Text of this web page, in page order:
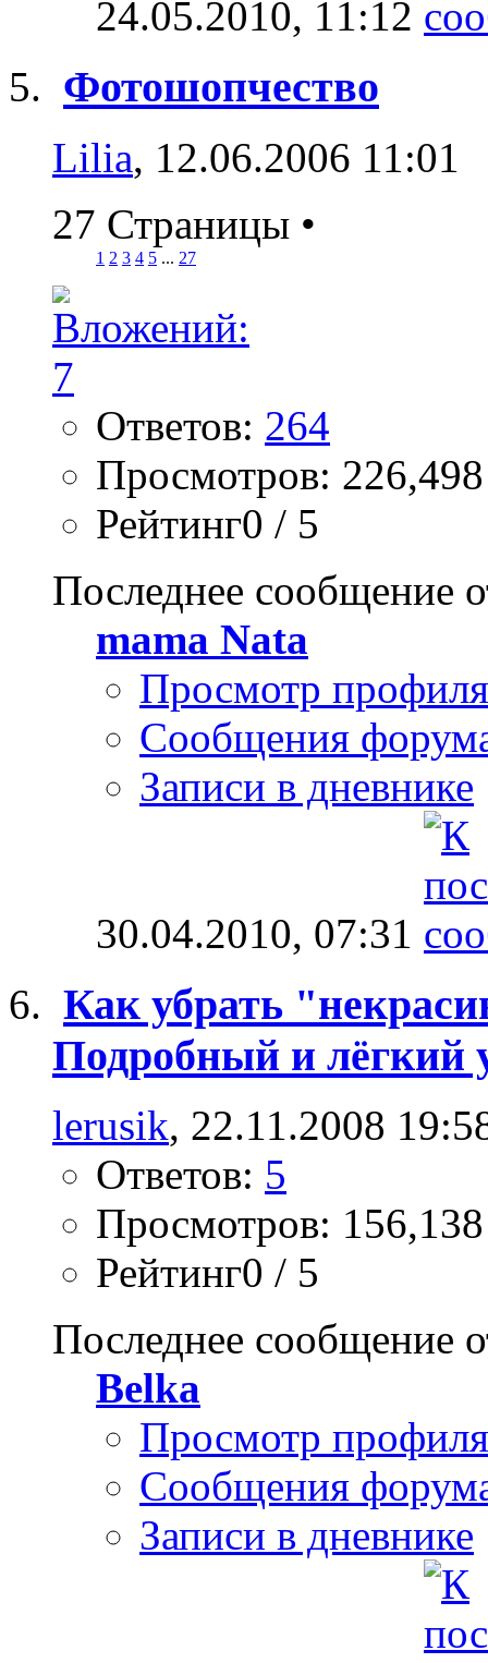
24.05.2010, 11:12
Фотошопчество
Lilia, 12.06.2006 11:01
27 Страницы •
1 2 3 4 5 ... 27
Ответов: 264
Просмотров: 226,498
Рейтинг0 / 5
Последнее сообщение
mama Nata
Просмотр профиля
Сообщения
Записи в дневнике
30.04.2010, 07:31
Как убрать
Подробный и лёгкий
lerusik, 22.11.2008
Ответов: 5
Просмотров: 156,138
Рейтинг0 / 5
Последнее сообщение
Belka
Просмотр профиля
Сообщения
Записи в дневнике